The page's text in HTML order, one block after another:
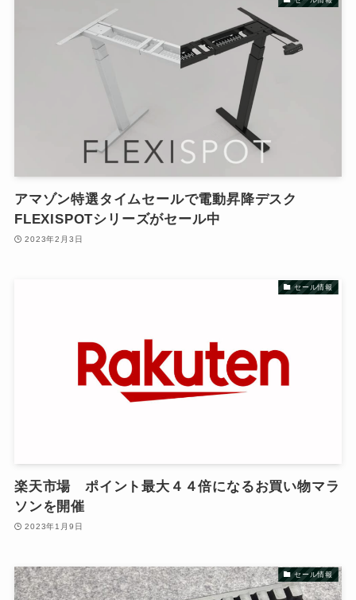
アマゾン特選タイムセールで電動昇降デスク
FLEXISPOTシリーズがセール中
2023年2月3日
セール情報
楽天市場 ポイント最大４４倍になるお買い物マラ
ソンを開催
2023年1月9日
セール情報